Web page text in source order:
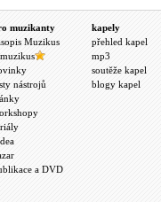
muzikanty
Muzikus
nástrojů
a DVD
kapely
přehled kapel
mp3
soutěže kapel
blogy kapel